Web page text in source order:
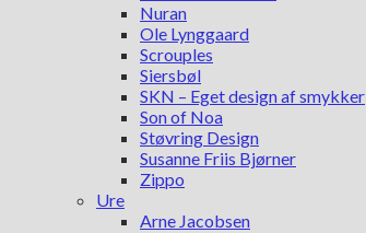
Nuran
Ole Lynggaard
Scrouples
Siersbøl
SKN – Eget design af smykker
Son of Noa
Støvring Design
Susanne Friis Bjørner
Zippo
Ure
Arne Jacobsen